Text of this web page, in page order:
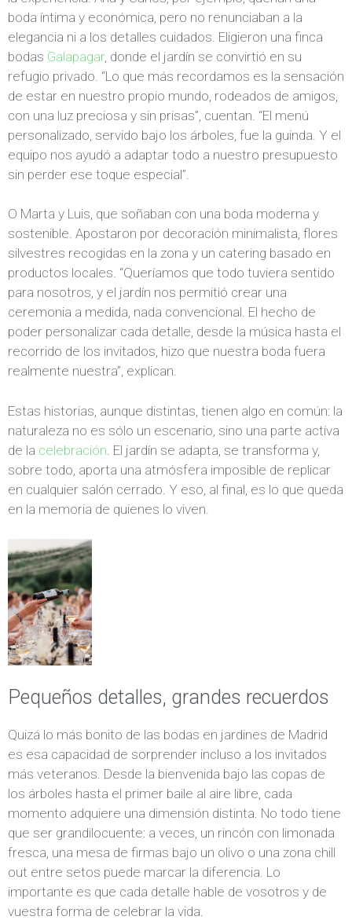
boda íntima y económica, pero no renunciaban a la
elegancia ni a los detalles cuidados. Eligieron una finca
bodas Galapagar, donde el jardín se convirtió en su
refugio privado. “Lo que más recordamos es la sensación
de estar en nuestro propio mundo, rodeados de amigos,
con una luz preciosa y sin prisas”, cuentan. “El menú
personalizado, servido bajo los árboles, fue la guinda. Y el
equipo nos ayudó a adaptar todo a nuestro presupuesto
sin perder ese toque especial”.
O Marta y Luis, que soñaban con una boda moderna y
sostenible. Apostaron por decoración minimalista, flores
silvestres recogidas en la zona y un catering basado en
productos locales. “Queríamos que todo tuviera sentido
para nosotros, y el jardín nos permitió crear una
ceremonia a medida, nada convencional. El hecho de
poder personalizar cada detalle, desde la música hasta el
recorrido de los invitados, hizo que nuestra boda fuera
realmente nuestra”, explican.
Estas historias, aunque distintas, tienen algo en común: la
naturaleza no es sólo un escenario, sino una parte activa
de la celebración . El jardín se adapta, se transforma y,
sobre todo, aporta una atmósfera imposible de replicar
en cualquier salón cerrado. Y eso, al final, es lo que queda
en la memoria de quienes lo viven.
Pequeños detalles, grandes recuerdos
Quizá lo más bonito de las bodas en jardines de Madrid
es esa capacidad de sorprender incluso a los invitados
más veteranos. Desde la bienvenida bajo las copas de
los árboles hasta el primer baile al aire libre, cada
momento adquiere una dimensión distinta. No todo tiene
que ser grandilocuente: a veces, un rincón con limonada
fresca, una mesa de firmas bajo un olivo o una zona chill
out entre setos puede marcar la diferencia. Lo
importante es que cada detalle hable de vosotros y de
vuestra forma de celebrar la vida.